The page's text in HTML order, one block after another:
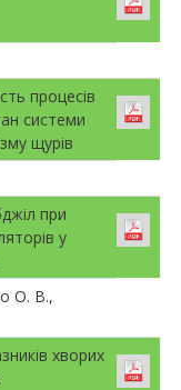
процесів
системи
щурів
при
у
О. В.,
хворих